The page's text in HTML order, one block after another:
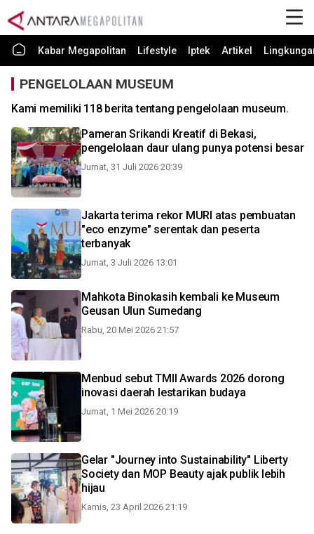
Kabar Megapolitan Lifestyle Iptek Artikel
PENGELOLAAN MUSEUM
Kami memiliki 118 berita tentang pengelolaan museum.
Pameran Srikandi Kreatif di Bekasi,
pengelolaan daur ulang punya potensi besar
Jumat, 31 Juli 2026 20:39
Jakarta terima rekor MURI atas pembuatan
"eco enzyme" serentak dan peserta
terbanyak
Jumat, 3 Juli 2026 13:01
Mahkota Binokasih kembali ke Museum
Geusan Ulun Sumedang
Rabu, 20 Mei 2026 21:57
Menbud sebut TMII Awards 2026 dorong
inovasi daerah lestarikan budaya
Jumat, 1 Mei 2026 20:19
Gelar "Journey into Sustainability" Liberty
Society dan MOP Beauty ajak publik lebih
hijau
Kamis, 23 April 2026 21:19